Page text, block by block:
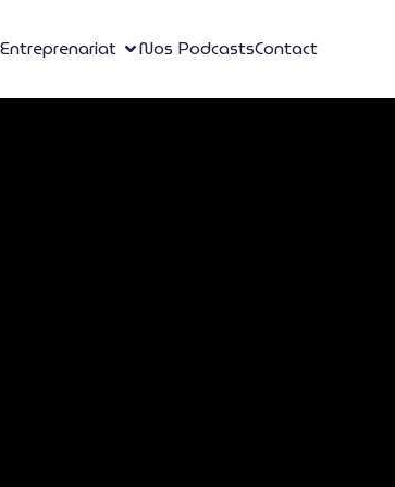
Entreprenariat Nos PodcastsContact